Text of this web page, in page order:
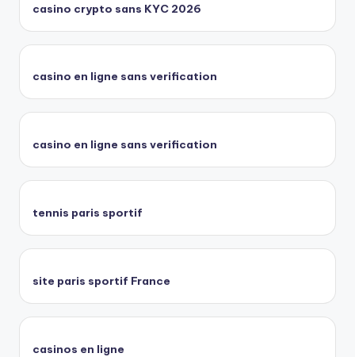
casino crypto sans KYC 2026
casino en ligne sans verification
casino en ligne sans verification
tennis paris sportif
site paris sportif France
casinos en ligne